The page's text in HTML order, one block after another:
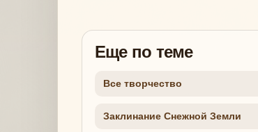
Еще по теме
Все творчество
Заклинание Снежной Земли